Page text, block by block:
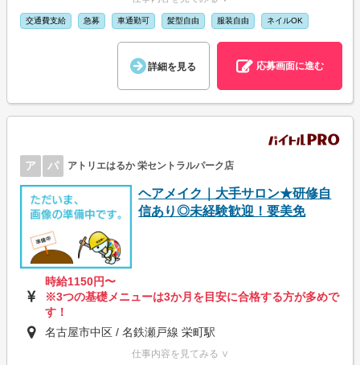
交通費支給 急募 車通勤可 髪型自由 服装自由 ネイルOK
詳細を見る 応募画面に進む
ア パ アトリエはるか 栄セントラルパーク店
ヘアメイク｜大手サロン★研修自
信あり◎未経験歓迎！要美免
時給1150円〜
※3つの基礎メニューは3か月を目安に合格する方が多めで
す！
名古屋市中区 / 名鉄瀬戸線 栄町駅
仕事内容を見てみる ∨